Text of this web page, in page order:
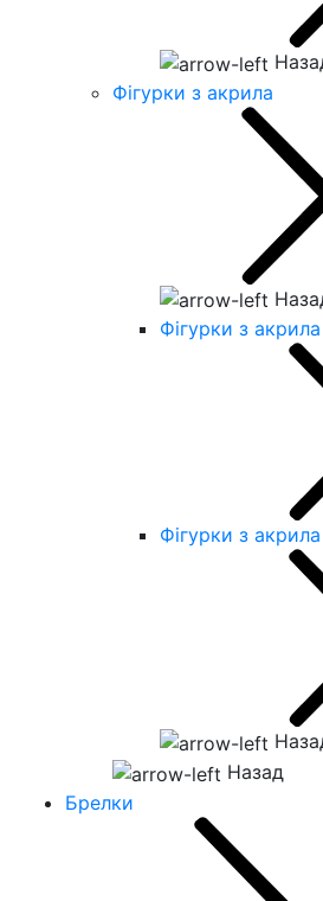
Фігурки з акрила
Фігурки з
Фігурки з
Назад
Брелки